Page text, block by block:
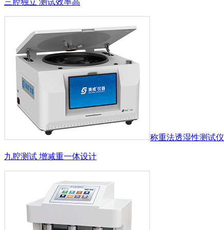
称重法透湿性测试仪
九腔测试 增减重一体设计